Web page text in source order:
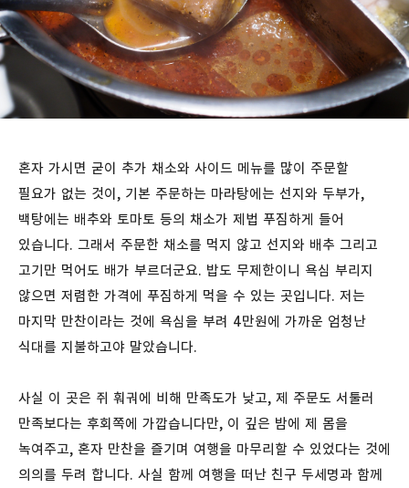
혼자 가시면 굳이 추가 채소와 사이드 메뉴를 많이 주문할
필요가 없는 것이, 기본 주문하는 마라탕에는 선지와 두부가,
백탕에는 배추와 토마토 등의 채소가 제법 푸짐하게 들어
있습니다. 그래서 주문한 채소를 먹지 않고 선지와 배추 그리고
고기만 먹어도 배가 부르더군요. 밥도 무제한이니 욕심 부리지
않으면 저렴한 가격에 푸짐하게 먹을 수 있는 곳입니다. 저는
마지막 만찬이라는 것에 욕심을 부려 4만원에 가까운 엄청난
식대를 지불하고야 말았습니다.
사실 이 곳은 쥐 훠궈에 비해 만족도가 낮고, 제 주문도 서툴러
만족보다는 후회쪽에 가깝습니다만, 이 깊은 밤에 제 몸을
녹여주고, 혼자 만찬을 즐기며 여행을 마무리할 수 있었다는 것에
의의를 두려 합니다. 사실 함께 여행을 떠난 친구 두세명과 함께